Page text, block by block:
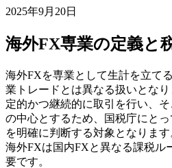
2025年9月20日
海外FX専業の定義と
海外FXを専業として生計を立て
業トレードとは異なる扱いとな
定的かつ継続的に取引を行い、
の中心とするため、国税庁にと
を明確に判断する対象となりま
海外FXは国内FXと異なる課税ル
要です。